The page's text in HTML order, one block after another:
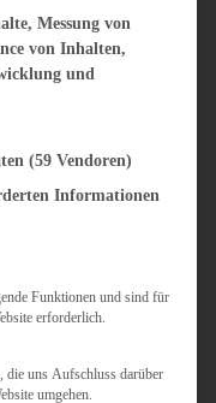
Messung von
von Inhalten,
und
(59 Vendoren)
Informationen
Einwilligung erteilt werden
Funktionen und sind für
erforderlich.
die uns Aufschluss darüber
umgehen.